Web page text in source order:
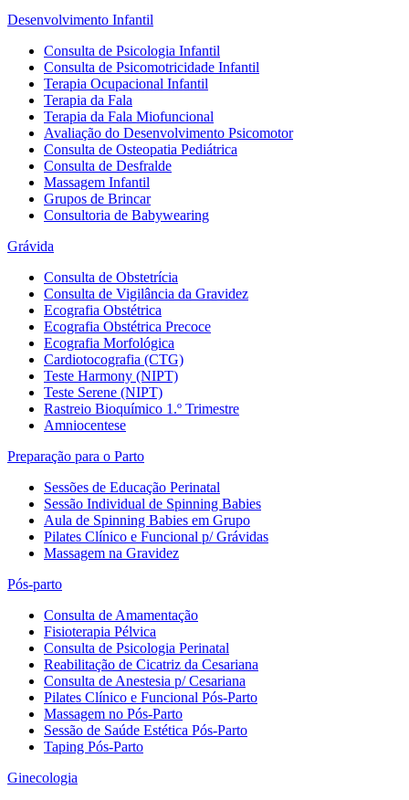
Desenvolvimento Infantil
Consulta de Psicologia Infantil
Consulta de Psicomotricidade Infantil
Terapia Ocupacional Infantil
Terapia da Fala
Terapia da Fala Miofuncional
Avaliação do Desenvolvimento Psicomotor
Consulta de Osteopatia Pediátrica
Consulta de Desfralde
Massagem Infantil
Grupos de Brincar
Consultoria de Babywearing
Grávida
Consulta de Obstetrícia
Consulta de Vigilância da Gravidez
Ecografia Obstétrica
Ecografia Obstétrica Precoce
Ecografia Morfológica
Cardiotocografia (CTG)
Teste Harmony (NIPT)
Teste Serene (NIPT)
Rastreio Bioquímico 1.º Trimestre
Amniocentese
Preparação para o Parto
Sessões de Educação Perinatal
Sessão Individual de Spinning Babies
Aula de Spinning Babies em Grupo
Pilates Clínico e Funcional p/ Grávidas
Massagem na Gravidez
Pós-parto
Consulta de Amamentação
Fisioterapia Pélvica
Consulta de Psicologia Perinatal
Reabilitação de Cicatriz da Cesariana
Consulta de Anestesia p/ Cesariana
Pilates Clínico e Funcional Pós-Parto
Massagem no Pós-Parto
Sessão de Saúde Estética Pós-Parto
Taping Pós-Parto
Ginecologia